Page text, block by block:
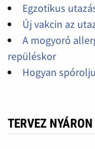
Egzotikus
Új vakcin az
A mogyoró
repüléskor
Hogyan
TERVEZ